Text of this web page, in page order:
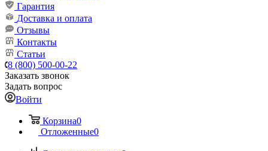
Гарантия
Доставка и оплата
Отзывы
Контакты
Статьи
8 (800) 500-00-22
Заказать звонок
Задать вопрос
Войти
Корзина0
Отложенные0